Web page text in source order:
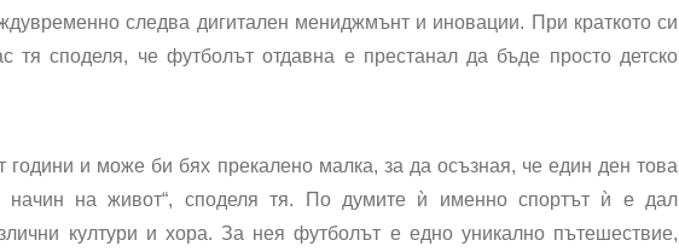
следва дигитален мениджмънт и иновации. При краткото си
тя споделя, че футболът отдавна е престанал да бъде просто детско
години и може би бях прекалено малка, за да осъзная, че един ден това
на живот“, споделя тя. По думите ѝ именно спортът ѝ е дал
култури и хора. За нея футболът е едно уникално пътешествие,